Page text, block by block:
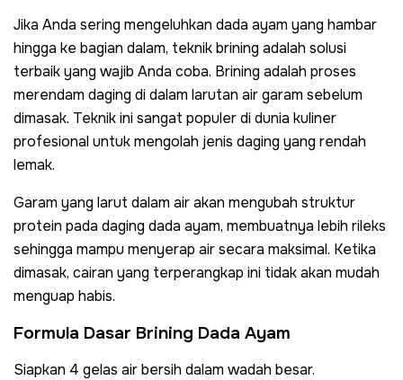
Jika Anda sering mengeluhkan dada ayam yang hambar
hingga ke bagian dalam, teknikbrining adalah solusi
terbaik yang wajib Anda coba. Brining adalah proses
merendam daging di dalam larutan air garam sebelum
dimasak. Teknik ini sangat populer di dunia kuliner
profesional untuk mengolah jenis daging yang rendah
lemak.
Garam yang larut dalam air akan mengubah struktur
protein pada daging dada ayam, membuatnya lebih rileks
sehingga mampu menyerap air secara maksimal. Ketika
dimasak, cairan yang terperangkap ini tidak akan mudah
menguap habis.
Formula Dasar Brining Dada Ayam
Siapkan 4 gelas air bersih dalam wadah besar.